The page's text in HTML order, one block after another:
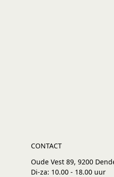
CONTACT
Oude Vest 89, 9200
Di-za: 10.00 - 18.00 uur